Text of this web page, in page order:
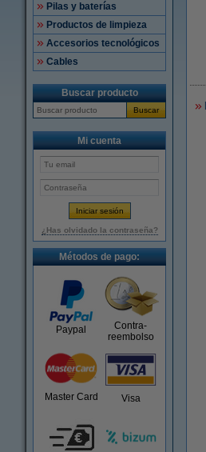
Pilas y baterías
Productos de limpieza
Accesorios tecnológicos
Cables
Buscar producto
Buscar
Mi cuenta
¿Has olvidado la contraseña?
Métodos de pago:
Paypal
Contra-
reembolso
Master Card Visa